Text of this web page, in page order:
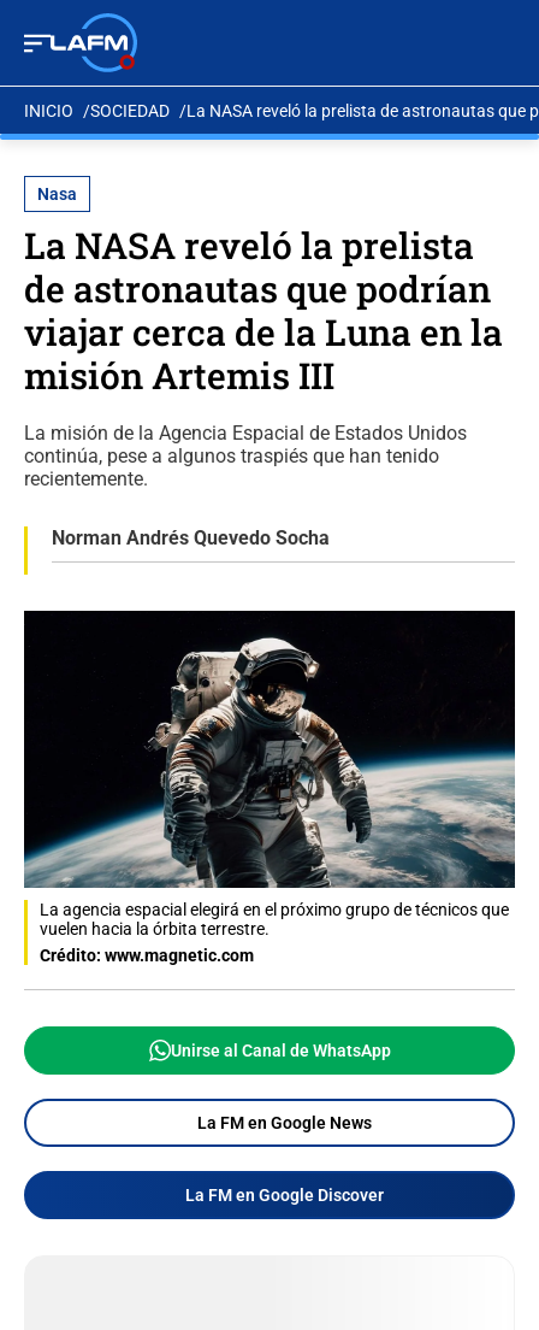
INICIO SOCIEDAD La NASA reveló la prelista de astronautas que
Nasa
La NASA reveló la prelista
de astronautas que podrían
viajar cerca de la Luna en la
misión Artemis III
La misión de la Agencia Espacial de Estados Unidos
continúa, pese a algunos traspiés que han tenido
recientemente.
Norman Andrés Quevedo Socha
La agencia espacial elegirá en el próximo grupo de técnicos que
vuelen hacia la órbita terrestre.
Crédito: www.magnetic.com
Unirse al Canal de WhatsApp
La FM en Google News
La FM en Google Discover